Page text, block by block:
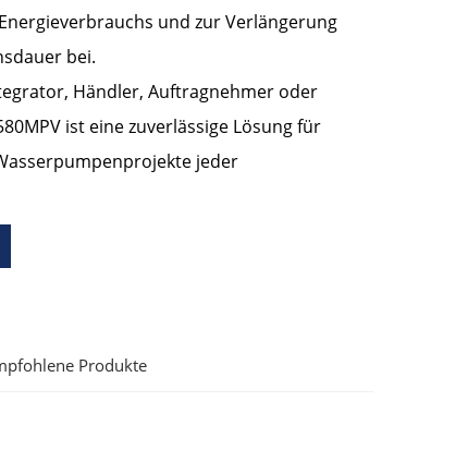
und zur Verlängerung
bei.
Händler, Auftragnehmer oder
ist eine zuverlässige Lösung für
jeder
Produkte